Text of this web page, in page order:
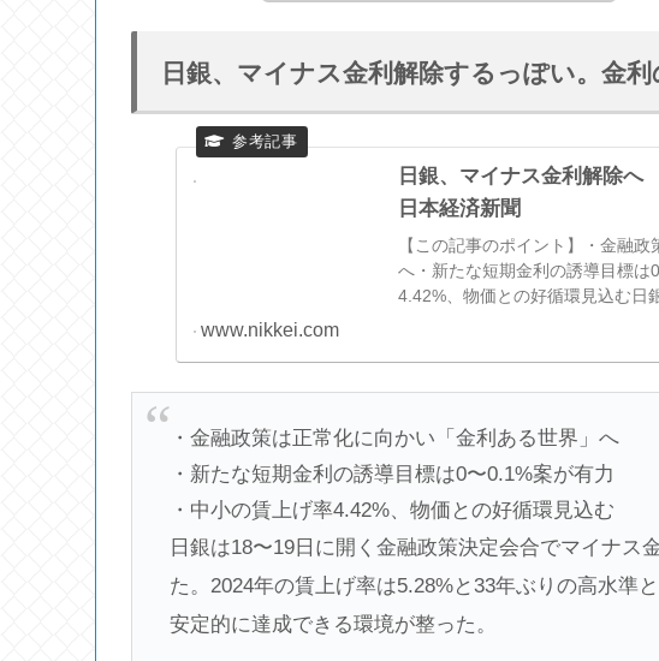
日銀、マイナス金利解除するっぽい。金利
日銀、マイナス金利解除
日本経済新聞
【この記事のポイント】・金融
へ・新たな短期金利の誘導目標
4.42%、物価との好循環見込む日
www.nikkei.com
・金融政策は正常化に向かい「金利ある世界」へ
・新たな短期金利の誘導目標は0〜0.1%案が有力
・中小の賃上げ率4.42%、物価との好循環見込む
日銀は18〜19日に開く金融政策決定会合でマイナス
た。2024年の賃上げ率は5.28%と33年ぶりの高水準
安定的に達成できる環境が整った。